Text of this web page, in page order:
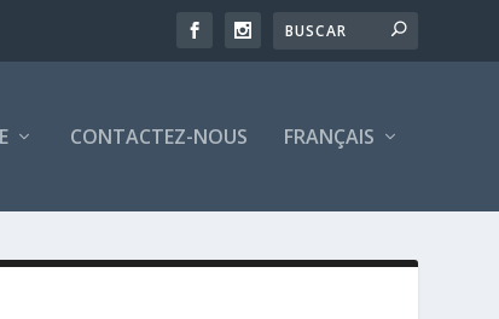
CONTACTEZ-NOUS FRANÇAIS